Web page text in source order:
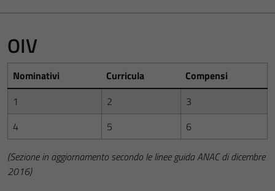
OIV
Nominativi Curricula
Compensi
1
2
3
4
5 6
(Sezione in aggiornamento secondo le linee guida ANAC di dicembre
2016)